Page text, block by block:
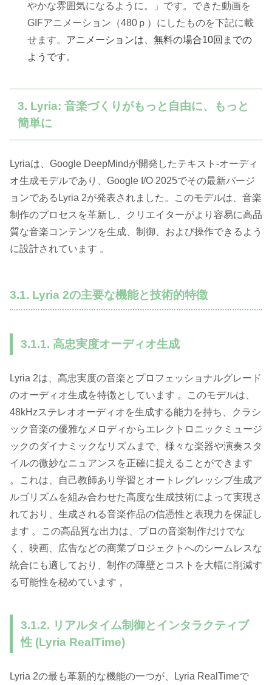
やかな雰囲気になるように。」です。できた動画を
GIFアニメーション（480ｐ）にしたものを下記に載
せます。 アニメーションは、無料の場合10回までの
ようです。
3. Lyria: 音楽づくりがもっと自由に、もっと
簡単に
Lyriaは、Google DeepMindが開発したテキスト-オーディ
オ生成モデルであり、Google I/O 2025でその最新バージ
ョンであるLyria 2が発表されました。このモデルは、音楽
制作のプロセスを革新し、クリエイターがより容易に高品
質な音楽コンテンツを生成、制御、および操作できるよう
に設計されています 。
3.1. Lyria 2の主要な機能と技術的特徴
3.1.1. 高忠実度オーディオ生成
Lyria 2は、高忠実度の音楽とプロフェッショナルグレード
のオーディオ生成を特徴としています 。このモデルは、
48kHzステレオオーディオを生成する能力を持ち、クラシ
ック音楽の優雅なメロディからエレクトロニックミュージ
ックのダイナミックなリズムまで、様々な楽器や演奏スタ
イルの微妙なニュアンスを正確に捉えることができます
。これは、自己教師あり学習とオートレグレッシブ生成ア
ルゴリズムを組み合わせた高度な生成技術によって実現さ
れており、生成される音楽作品の信憑性と表現力を保証し
ます 。この高品質な出力は、プロの音楽制作だけでな
く、映画、広告などの商業プロジェクトへのシームレスな
統合にも適しており、制作の障壁とコストを大幅に削減す
る可能性を秘めています 。
3.1.2. リアルタイム制御とインタラクティブ
性 (Lyria RealTime)
Lyria 2の最も革新的な機能の一つが、Lyria RealTimeで